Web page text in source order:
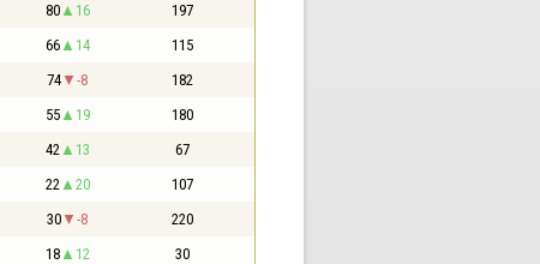
80 16 197
66 14 115
74 -8 182
55 19 180
42 13 67
22 20 107
30 -8 220
18 12 30